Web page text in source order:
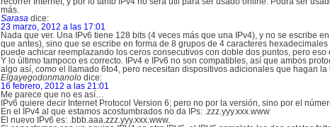
más.
Sarasa dice:
23 marzo, 2012 a las 17:01
Nada que ver. Una IPv6 tiene 128 bits (4 veces más que una IPv4), y no se escribe
que antes), sino que se escribe en forma de 8 grupos de 4 caracteres
puede achicar reemplazando los ceros consecutivos con doble dos puntos, pero eso
Y lo último tampoco es correcto. IPv4 e IPv6 no son compatibles, así que ambos
algo así, como el llamado 6to4, pero necesitan dispositivos adicionales que hagan
Elgayegodonmanolo dice:
16 febrero, 2012 a las 21:01
Me parece que no es así…
IPv6 quiere decir Internet Protocol Version 6; pero no por la versión, sino por el
En el IPv4 al que estamos acostumbrados no da IPs: .zzz.yyy.xxx.www
El nuevo IPv6 es: .bbb.aaa.zzz.yyy.xxx.www.